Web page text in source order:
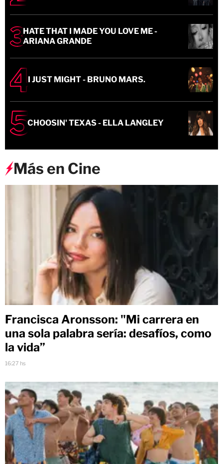
HATE THAT I MADE YOU LOVE ME -
ARIANA GRANDE
I JUST MIGHT - BRUNO MARS.
CHOOSIN' TEXAS - ELLA LANGLEY
Más en Cine
Francisca Aronsson: "Mi carrera en
una sola palabra sería: desafíos, como
la vida”
16:27 hs